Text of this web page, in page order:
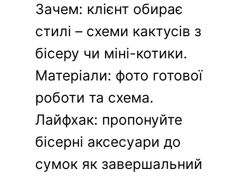
Зачем: клієнт обирає
стилі – схеми кактусів з
бісеру чи міні-котики.
Матеріали: фото готової
роботи та схема.
Лайфхак: пропонуйте
бісерні аксесуари до
сумок як завершальний